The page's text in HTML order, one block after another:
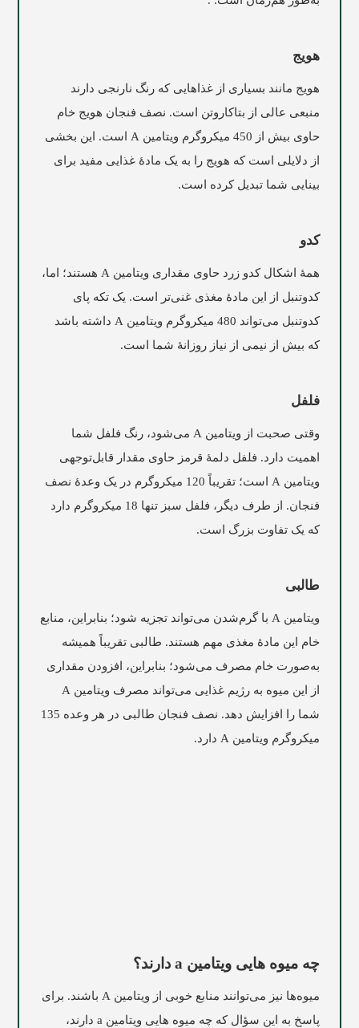
هویج
هویج مانند بسیاری از غذاهایی که رنگ نارنجی دارند
منبعی عالی از بتاکاروتن است. نصف فنجان هویج خام
حاوی بیش از 450 میکروگرم ویتامین A است. این بخشی
از دلایلی است که هویج را به یک مادۀ غذایی مفید برای
بینایی شما تبدیل کرده است.
کدو
همۀ اشکال کدو زرد حاوی مقداری ویتامین A هستند؛ اما،
کدوتنبل از این مادۀ مغذی غنی‌تر است. یک تکه پای
کدوتنبل می‌تواند 480 میکروگرم ویتامین A داشته باشد
که بیش از نیمی از نیاز روزانۀ شما است.
فلفل
وقتی صحبت از ویتامین A می‌شود، رنگ فلفل شما
اهمیت دارد. فلفل دلمۀ قرمز حاوی مقدار قابل‌توجهی
ویتامین A است؛ تقریباً 120 میکروگرم در یک وعدۀ نصف
فنجان. از طرف دیگر، فلفل سبز تنها 18 میکروگرم دارد
که یک تفاوت بزرگ است.
طالبی
ویتامین A با گرم‌شدن می‌تواند تجزیه شود؛ بنابراین، منابع
خام این مادۀ مغذی مهم هستند. طالبی تقریباً همیشه
به‌صورت خام مصرف می‌شود؛ بنابراین، افزودن مقداری
از این میوه به رژیم غذایی می‌تواند مصرف ویتامین A
شما را افزایش دهد. نصف فنجان طالبی در هر وعده 135
میکروگرم ویتامین A دارد.
چه میوه‌ هایی ویتامین a دارند؟
میوه‌ها نیز می‌توانند منابع خوبی از ویتامین A باشند. برای
پاسخ به این سؤال که چه میوه‌ هایی ویتامین a دارند،